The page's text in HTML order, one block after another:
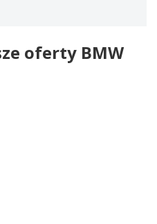
oferty BMW